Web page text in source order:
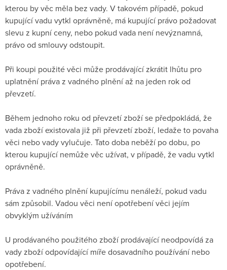
kterou by věc měla bez vady. V takovém případě, pokud
kupující vadu vytkl oprávněně, má kupující právo požadovat
slevu z kupní ceny, nebo pokud vada není nevýznamná,
právo od smlouvy odstoupit.
Při koupi použité věci může prodávající zkrátit lhůtu pro
uplatnění práva z vadného plnění až na jeden rok od
převzetí.
Během jednoho roku od převzetí zboží se předpokládá, že
vada zboží existovala již při převzetí zboží, ledaže to povaha
věci nebo vady vylučuje. Tato doba neběží po dobu, po
kterou kupující nemůže věc užívat, v případě, že vadu vytkl
oprávněně.
Práva z vadného plnění kupujícímu nenáleží, pokud vadu
sám způsobil. Vadou věci není opotřebení věci jejím
obvyklým užíváním
U prodávaného použitého zboží prodávající neodpovídá za
vady zboží odpovídající míře dosavadního používání nebo
opotřebení.